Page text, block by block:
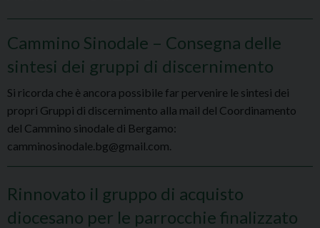
Cammino Sinodale – Consegna delle
sintesi dei gruppi di discernimento
Si ricorda che è ancora possibile far pervenire le sintesi dei
propri Gruppi di discernimento alla mail del Coordinamento
del Cammino sinodale di Bergamo:
camminosinodale.bg@gmail.com.
Rinnovato il gruppo di acquisto
diocesano per le parrocchie finalizzato